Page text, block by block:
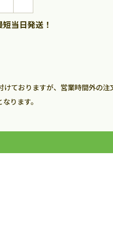
当日発送！
けておりますが、営業時間外の
ります。